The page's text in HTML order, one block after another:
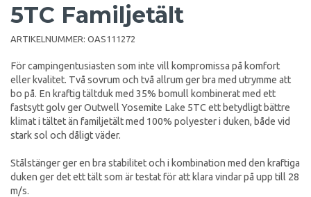
5TC Familjetält
ARTIKELNUMMER: OAS111272
För campingentusiasten som inte vill kompromissa på komfort
eller kvalitet. Två sovrum och två allrum ger bra med utrymme att
bo på. En kraftig tältduk med 35% bomull kombinerat med ett
fastsytt golv ger Outwell Yosemite Lake 5TC ett betydligt bättre
klimat i tältet än familjetält med 100% polyester i duken, både vid
stark sol och dåligt väder.
Stålstänger ger en bra stabilitet och i kombination med den kraftiga
duken ger det ett tält som är testat för att klara vindar på upp till 28
m/s.